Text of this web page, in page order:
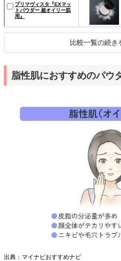
プリマヴィスタ『EXマッ
トパウダー 超オイリー肌
用』
比較一覧の続き
脂性肌におすすめのパウ
出典：マイナビおすすめナビ